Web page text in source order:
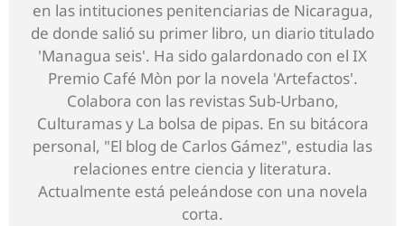
en las intituciones penitenciarias de Nicaragua,
de donde salió su primer libro, un diario titulado
'Managua seis'. Ha sido galardonado con el IX
Premio Café Mòn por la novela 'Artefactos'.
Colabora con las revistas Sub-Urbano,
Culturamas y La bolsa de pipas. En su bitácora
personal, "El blog de Carlos Gámez", estudia las
relaciones entre ciencia y literatura.
Actualmente está peleándose con una novela
corta.